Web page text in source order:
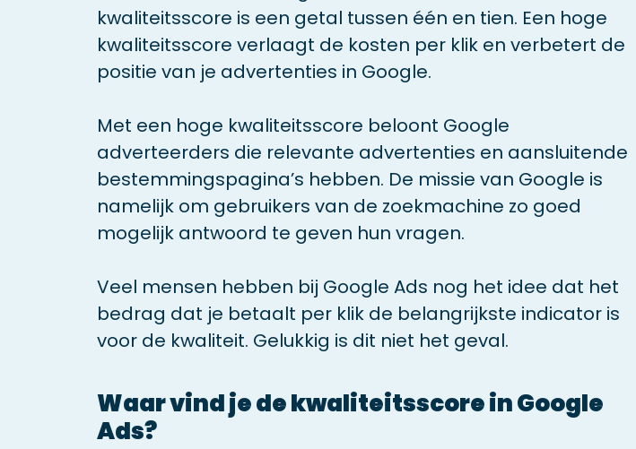
kwaliteitsscore is een getal tussen één en tien. Een hoge
kwaliteitsscore verlaagt de kosten per klik en verbetert de
positie van je advertenties in Google.
Met een hoge kwaliteitsscore beloont Google
adverteerders die relevante advertenties en aansluitende
bestemmingspagina’s hebben. De missie van Google is
namelijk om gebruikers van de zoekmachine zo goed
mogelijk antwoord te geven hun vragen.
Veel mensen hebben bij Google Ads nog het idee dat het
bedrag dat je betaalt per klik de belangrijkste indicator is
voor de kwaliteit. Gelukkig is dit niet het geval.
Waar vind je de kwaliteitsscore in Google
Ads?